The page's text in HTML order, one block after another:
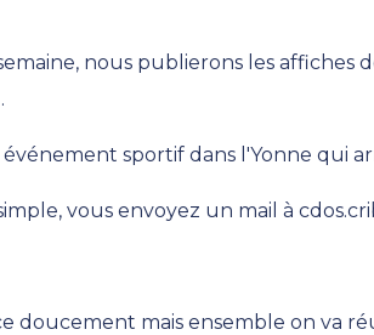
nous publierons les affiches
sportif dans l'Yonne qui
vous envoyez un mail à
doucement mais ensemble on va